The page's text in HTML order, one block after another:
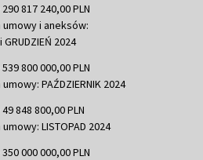
817 240,00 PLN
i aneksów:
GRUDZIEŃ 2024
800 000,00 PLN
PAŹDZIERNIK 2024
848 800,00 PLN
LISTOPAD 2024
000 000,00 PLN